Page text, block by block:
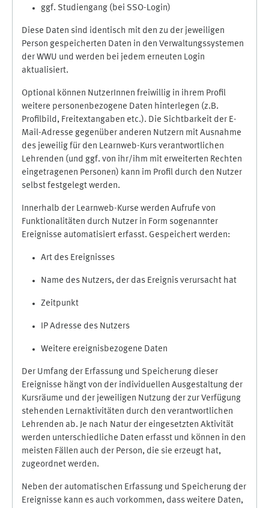
ggf. Studiengang (bei SSO-Login)
Diese Daten sind identisch mit den zu der jeweiligen
Person gespeicherten Daten in den Verwaltungssystemen
der WWU und werden bei jedem erneuten Login
aktualisiert.
Optional können NutzerInnen freiwillig in ihrem Profil
weitere personenbezogene Daten hinterlegen (z.B.
Profilbild, Freitextangaben etc.). Die Sichtbarkeit der E-
Mail-Adresse gegenüber anderen Nutzern mit Ausnahme
des jeweilig für den Learnweb-Kurs verantwortlichen
Lehrenden (und ggf. von ihr/ihm mit erweiterten Rechten
eingetragenen Personen) kann im Profil durch den Nutzer
selbst festgelegt werden.
Innerhalb der Learnweb-Kurse werden Aufrufe von
Funktionalitäten durch Nutzer in Form sogenannter
Ereignisse automatisiert erfasst. Gespeichert werden:
Art des Ereignisses
Name des Nutzers, der das Ereignis verursacht hat
Zeitpunkt
IP Adresse des Nutzers
Weitere ereignisbezogene Daten
Der Umfang der Erfassung und Speicherung dieser
Ereignisse hängt von der individuellen Ausgestaltung der
Kursräume und der jeweiligen Nutzung der zur Verfügung
stehenden Lernaktivitäten durch den verantwortlichen
Lehrenden ab. Je nach Natur der eingesetzten Aktivität
werden unterschiedliche Daten erfasst und können in den
meisten Fällen auch der Person, die sie erzeugt hat,
zugeordnet werden.
Neben der automatischen Erfassung und Speicherung der
Ereignisse kann es auch vorkommen, dass weitere Daten,